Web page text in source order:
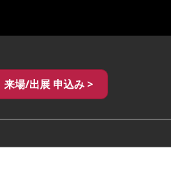
来場/出展 申込み >